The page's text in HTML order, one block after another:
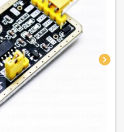
chevron_right